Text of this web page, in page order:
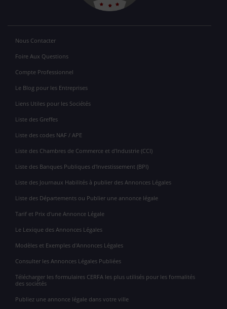
Nous Contacter
Foire Aux Questions
Compte Professionnel
Le Blog pour les Entreprises
Liens Utiles pour les Sociétés
Liste des Greffes
Liste des codes NAF / APE
Liste des Chambres de Commerce et d'Industrie (CCI)
Liste des Banques Publiques d'Investissement (BPI)
Liste des Journaux Habilités à publier des Annonces Légales
Liste des Départements ou Publier une annonce légale
Tarif et Prix d'une Annonce Légale
Le Lexique des Annonces Légales
Modèles et Exemples d'Annonces Légales
Consulter les Annonces Légales Publiées
Télécharger les formulaires CERFA les plus utilisés pour les formalités
des sociétés
Publiez une annonce légale dans votre ville